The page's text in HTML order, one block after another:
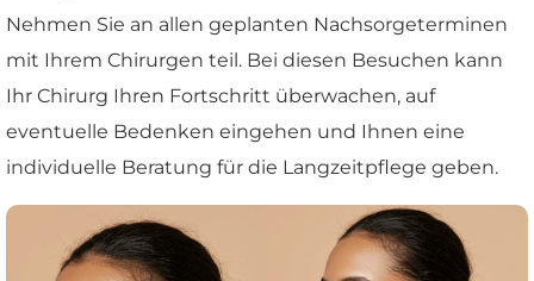
Nehmen Sie an allen geplanten Nachsorgeterminen
mit Ihrem Chirurgen teil. Bei diesen Besuchen kann
Ihr Chirurg Ihren Fortschritt überwachen, auf
eventuelle Bedenken eingehen und Ihnen eine
individuelle Beratung für die Langzeitpflege geben.